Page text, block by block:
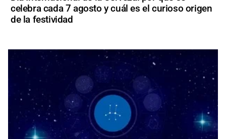
celebra cada 7 agosto y cuál es el curioso origen
de la festividad